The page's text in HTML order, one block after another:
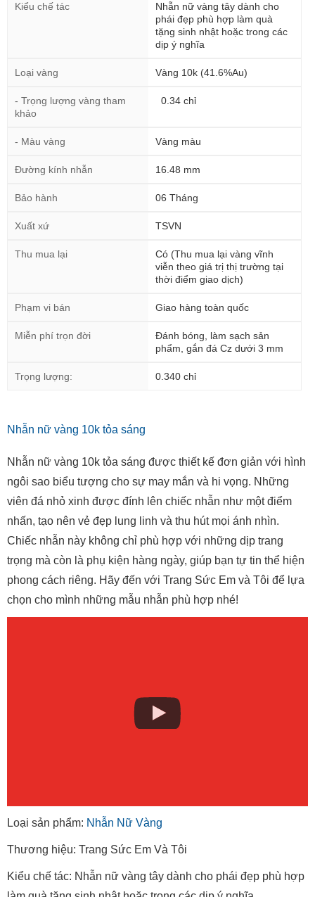
Kiểu chế tác
Nhẫn nữ vàng tây dành cho
phái đẹp phù hợp làm quà
tặng sinh nhật hoặc trong các
dịp ý nghĩa
Loại vàng Vàng 10k (41.6%Au)
- Trọng lượng vàng tham
khảo
0.34 chỉ
- Màu vàng Vàng màu
Đường kính nhẫn 16.48 mm
Bảo hành 06 Tháng
Xuất xứ TSVN
Thu mua lại
Có (Thu mua lại vàng vĩnh
viễn theo giá trị thị trường tại
thời điểm giao dịch)
Phạm vi bán Giao hàng toàn quốc
Miễn phí trọn đời
Đánh bóng, làm sạch sản
phẩm, gắn đá Cz dưới 3 mm
Trọng lượng: 0.340 chỉ
Nhẫn nữ vàng 10k tỏa sáng
Nhẫn nữ vàng 10k tỏa sáng được thiết kế đơn giản với hình
ngôi sao biểu tượng cho sự may mắn và hi vọng. Những
viên đá nhỏ xinh được đính lên chiếc nhẫn như một điểm
nhấn, tạo nên vẻ đẹp lung linh và thu hút mọi ánh nhìn.
Chiếc nhẫn này không chỉ phù hợp với những dịp trang
trọng mà còn là phụ kiện hàng ngày, giúp bạn tự tin thể hiện
phong cách riêng. Hãy đến với Trang Sức Em và Tôi để lựa
chọn cho mình những mẫu nhẫn phù hợp nhé!
Loại sản phẩm: Nhẫn Nữ Vàng
Thương hiệu: Trang Sức Em Và Tôi
Kiểu chế tác: Nhẫn nữ vàng tây dành cho phái đẹp phù hợp